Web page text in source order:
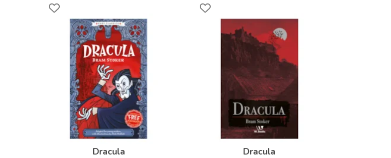
Dracula Dracula